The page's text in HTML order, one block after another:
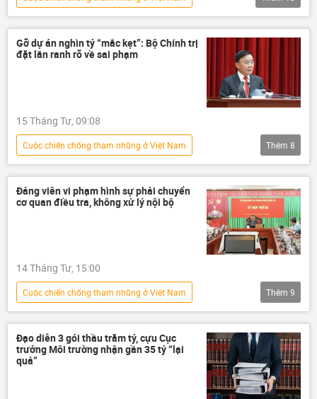
Việt Nam
dự án
xây dựng
Bộ Xây dựng
Sân bay
Sân bay Long Thành
tham nhũng
tham ô
Gỡ dự án nghìn tỷ “mắc kẹt”: Bộ Chính trị
đặt lằn ranh rõ về sai phạm
15 Tháng Tư, 09:08
Сuộc chiến chống tham nhũng ở Việt Nam
tham nhũng vặt
tham nhũng
Tham ô tài sản
tham ô
Đảng Cộng sản Việt Nam
Việt Nam
Thêm 8
Đảng viên vi phạm hình sự phải chuyển
cơ quan điều tra, không xử lý nội bộ
14 Tháng Tư, 15:00
Сuộc chiến chống tham nhũng ở Việt Nam
Việt Nam
tham nhũng vặt
tham nhũng
Tham ô tài sản
tham ô
kỷ luật
kỷ luật Đảng
Thêm 9
Đạo diễn 3 gói thầu trăm tỷ, cựu Cục
trưởng Môi trường nhận gần 35 tỷ “lại
quả”